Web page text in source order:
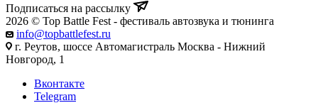
Подписаться на рассылку
2026 © Top Battle Fest - фестиваль автозвука и тюнинга
info@topbattlefest.ru
г. Реутов, шоссе Автомагистраль Москва - Нижний
Новгород, 1
Вконтакте
Telegram